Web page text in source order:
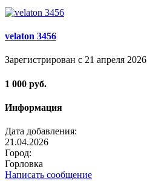
velaton 3456
Зарегистрирован с 21 апреля 2026
1 000 руб.
Информация
Дата добавления:
21.04.2026
Город:
Горловка
Написать сообщение